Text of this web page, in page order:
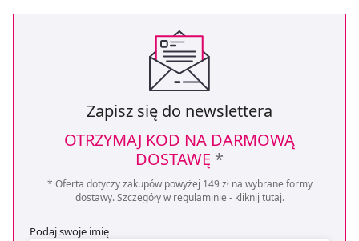
Zapisz się do newslettera
OTRZYMAJ KOD NA DARMOWĄ
DOSTAWĘ *
* Oferta dotyczy zakupów powyżej 149 zł na wybrane formy
dostawy. Szczegóły w regulaminie - kliknij tutaj.
Podaj swoje imię